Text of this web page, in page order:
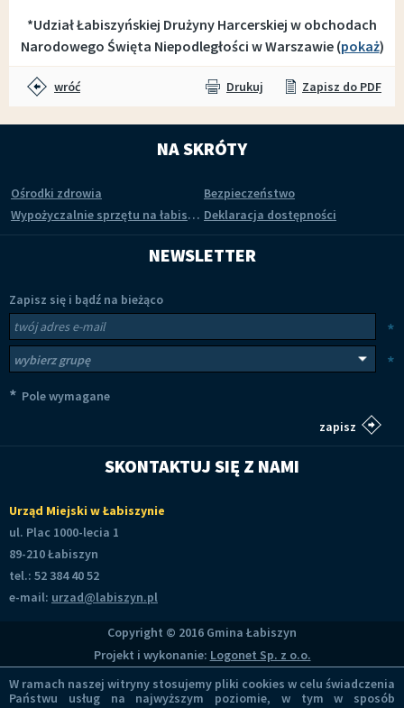
*Udział Łabiszyńskiej Drużyny Harcerskiej w obchodach
Narodowego Święta Niepodległości w Warszawie (pokaż)
wróć Drukuj Zapisz do PDF
NA SKRÓTY
Ośrodki zdrowia
Bezpieczeństwo
Wypożyczalnie sprzętu na łabiszyńskiej wyspie Deklaracja dostępności
NEWSLETTER
Zapisz się i bądź na bieżąco
Newsletter
*
*
* Pole wymagane
SKONTAKTUJ SIĘ Z NAMI
Urząd Miejski w Łabiszynie
ul. Plac 1000-lecia 1
89-210 Łabiszyn
tel.: 52 384 40 52
e-mail: urzad@labiszyn.pl
Copyright © 2016 Gmina Łabiszyn
Projekt i wykonanie: Logonet Sp. z o.o.
W ramach naszej witryny stosujemy pliki cookies w celu świadczenia
Państwu usług na najwyższym poziomie, w tym w sposób